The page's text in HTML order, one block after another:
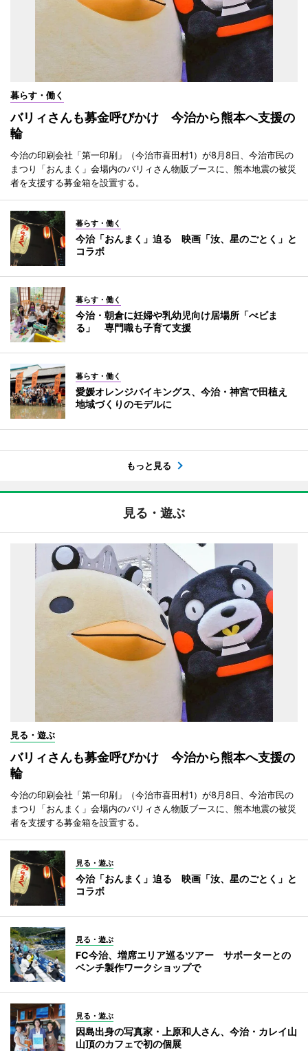
暮らす・働く
バリィさんも募金呼びかけ 今治から熊本へ支援の
輪
今治の印刷会社「第一印刷」（今治市喜田村1）が8月8日、今治市民の
まつり「おんまく」会場内のバリィさん物販ブースに、熊本地震の被災
者を支援する募金箱を設置する。
暮らす・働く
今治「おんまく」迫る 映画「汝、星のごとく」と
コラボ
暮らす・働く
今治・朝倉に妊婦や乳幼児向け居場所「べビま
る」 専門職も子育て支援
暮らす・働く
愛媛オレンジバイキングス、今治・神宮で田植え
地域づくりのモデルに
もっと見る
見る・遊ぶ
見る・遊ぶ
バリィさんも募金呼びかけ 今治から熊本へ支援の
輪
今治の印刷会社「第一印刷」（今治市喜田村1）が8月8日、今治市民の
まつり「おんまく」会場内のバリィさん物販ブースに、熊本地震の被災
者を支援する募金箱を設置する。
見る・遊ぶ
今治「おんまく」迫る 映画「汝、星のごとく」と
コラボ
見る・遊ぶ
FC今治、増席エリア巡るツアー サポーターとの
ベンチ製作ワークショップで
見る・遊ぶ
因島出身の写真家・上原和人さん、今治・カレイ山
山頂のカフェで初の個展